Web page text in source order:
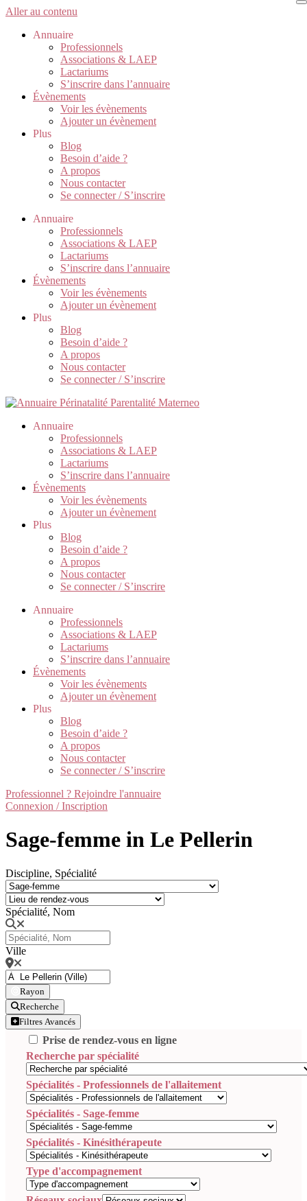
Aller au contenu
Annuaire
Professionnels
Associations & LAEP
Lactariums
S’inscrire dans l’annuaire
Évènements
Voir les évènements
Ajouter un évènement
Plus
Blog
Besoin d’aide ?
A propos
Nous contacter
Se connecter / S’inscrire
Annuaire
Professionnels
Associations & LAEP
Lactariums
S’inscrire dans l’annuaire
Évènements
Voir les évènements
Ajouter un évènement
Plus
Blog
Besoin d’aide ?
A propos
Nous contacter
Se connecter / S’inscrire
Annuaire
Professionnels
Associations & LAEP
Lactariums
S’inscrire dans l’annuaire
Évènements
Voir les évènements
Ajouter un évènement
Plus
Blog
Besoin d’aide ?
A propos
Nous contacter
Se connecter / S’inscrire
Annuaire
Professionnels
Associations & LAEP
Lactariums
S’inscrire dans l’annuaire
Évènements
Voir les évènements
Ajouter un évènement
Plus
Blog
Besoin d’aide ?
A propos
Nous contacter
Se connecter / S’inscrire
Professionnel ? Rejoindre l'annuaire
Connexion / Inscription
Sage-femme in Le Pellerin
Discipline, Spécialité
Spécialité, Nom
Ville
Rayon
Recherche
Filtres Avancés
Prise de rendez-vous en ligne
Recherche par spécialité
Spécialités - Professionnels de l'allaitement
Spécialités - Sage-femme
Spécialités - Kinésithérapeute
Type d'accompagnement